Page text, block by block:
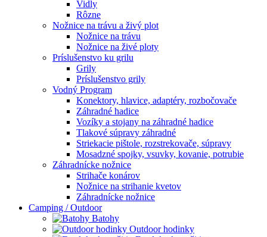
Vidly
Rôzne
Nožnice na trávu a živý plot
Nožnice na trávu
Nožnice na živé ploty
Príslušenstvo ku grilu
Grily
Príslušenstvo grily
Vodný Program
Konektory, hlavice, adaptéry, rozbočovače
Záhradné hadice
Vozíky a stojany na záhradné hadice
Tlakové súpravy záhradné
Striekacie pištole, rozstrekovače, súpravy
Mosadzné spojky, vsuvky, kovanie, potrubie
Záhradnícke nožnice
Strihače konárov
Nožnice na strihanie kvetov
Záhradnícke nožnice
Camping / Outdoor
Batohy
Outdoor hodinky